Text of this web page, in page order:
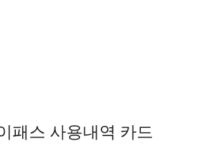
패스 사용내역 카드